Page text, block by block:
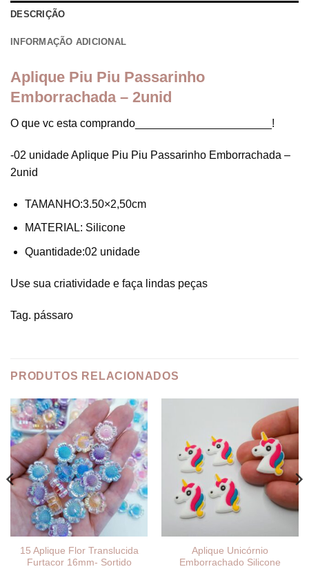
DESCRIÇÃO
INFORMAÇÃO ADICIONAL
Aplique Piu Piu Passarinho
Emborrachada – 2unid
O que vc esta comprando______________________!
-02 unidade Aplique Piu Piu Passarinho Emborrachada –
2unid
TAMANHO:3.50×2,50cm
MATERIAL: Silicone
Quantidade:02 unidade
Use sua criatividade e faça lindas peças
Tag. pássaro
PRODUTOS RELACIONADOS
15 Aplique Flor Translucida
Furtacor 16mm- Sortido
Aplique Unicórnio
Emborrachado Silicone